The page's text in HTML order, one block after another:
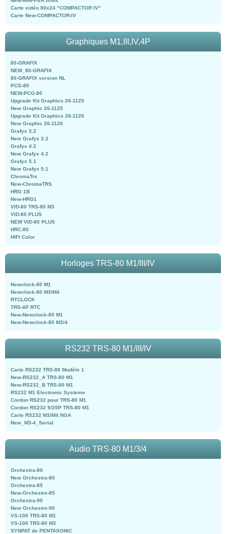
Carte vidéo 80x24 "COMPACTOR IV"
Carte New-COMPACTOR-IV
Graphiques M1,III,IV,4P
80-GRAFIX
NEW_80-GRAFIX
80-GRAFIX version NL
PCG-80
NEW-PCG-80
Upgrade Kit Graphics 26-1125
New Graphic 26-1125
Upgrade Kit Graphics 26-1126
New Graphic 26-1126
Grafyx 3.2
New Grafyx 3.2
Grafyx 4.2
New Grafyx 4.2
Grafyx 5.1
New Grafyx 5.1
ChromaTrs
New-ChromaTRS
HRG 1B
New-HRG1
VID-80 TRS-80 M3
VID-80 PLUS
NEW VID-80 PLUS
HRC-80
HIFI Color
Horloges TRS-80 M1/III/IV
Newclock-80 M1
Newclock-80 M3/M4
RTCLOCK
TRS-4P RTC
New-Newclock-80 M1
New-Newclock-80 M3/4
RS232 TRS-80 M1/III/IV
Carte RS232 TRS-80 Modèle 1
New-RS232_A TRS-80 M1
New-RS232_B TRS-80 M1
RS232 M1 Electronic Systeme
Cordon RS232 pour TRS-80 M1
Cordon RS232 9/25P TRS-80 M1
Carte RS232 M3/M4 NGA
New_M3-4_Serial
Audio TRS-80 M1/3/4
Orchestra-80
New Orchestra-80
Orchestra-85
New-Orchestre-85
Orchestra-90
New Orchestre-90
VS-100 TRS-80 M1
VS-100 TRS-80 M3
SYNPAT de PENTASONIC